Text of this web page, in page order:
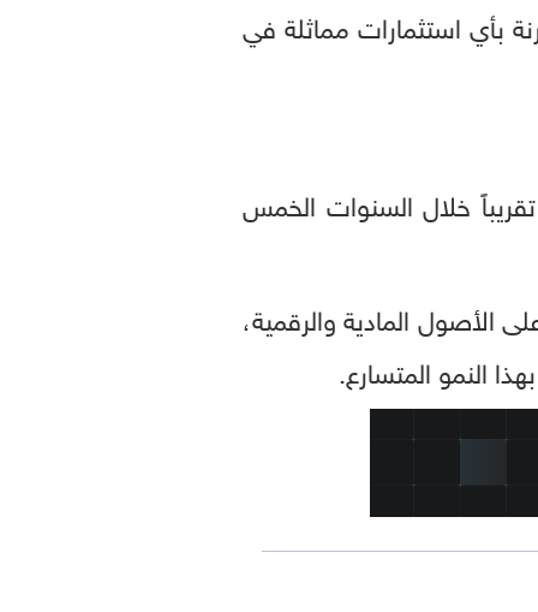
بأي استثمارات مماثلة في
خلال السنوات الخمس
الأصول المادية والرقمية،
النمو المتسارع.